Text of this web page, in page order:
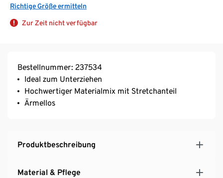
Richtige Größe ermitteln
Zur Zeit nicht verfügbar
Bestellnummer: 237534
Ideal zum Unterziehen
Hochwertiger Materialmix mit Stretchanteil
Ärmellos
Produktbeschreibung
Material & Pflege